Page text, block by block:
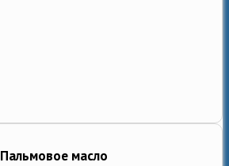
Пальмовое масло